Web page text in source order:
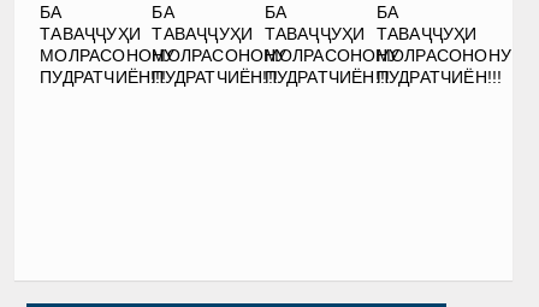
БА
ТАВАҶҶУҲИ
МОЛРАСОНОНУ
ПУДРАТЧИЁН!!!
БА
ТАВАҶҶУҲИ
МОЛРАСОНОНУ
ПУДРАТЧИЁН!!!
БА
ТАВАҶҶУҲИ
МОЛРАСОНОНУ
ПУДРАТЧИЁН!!!
БА
ТАВАҶҶУҲИ
МОЛРАСОНОНУ
ПУДРАТЧИЁН!!!